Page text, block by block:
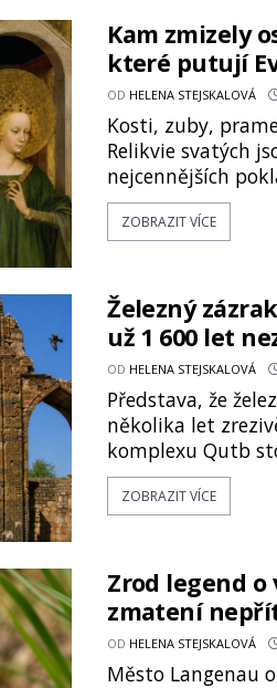
moře do Bari. Je
nebezpečím,
Kam zmizely
které putují
úžas
OD HELENA STEJSKALOVÁ
Kosti, zuby,
Relikvie svatých
nejcennějších
Některé mají
provází záhady,
středověké
hodnotu. Nejsou
ZOBRAZIT VÍCE
Železný
už 1 600 let
OD HELENA STEJSKALOVÁ
Představa, že
několika let
komplexu Qutb
železný sloup,
počasí s jen
materiálech.
skutečné
ZOBRAZIT VÍCE
Zrod legend o
zmatení
králíky?
OD HELENA STEJSKALOVÁ
Město Langenau